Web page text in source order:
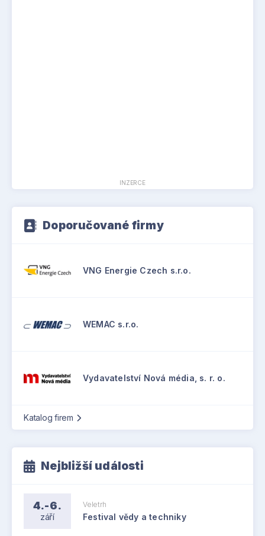
INZERCE
Doporučované firmy
VNG Energie Czech s.r.o.
WEMAC s.r.o.
Vydavatelství Nová média, s. r. o.
Katalog firem
Nejbližší události
4.-6.
září
Veletrh
Festival vědy a techniky